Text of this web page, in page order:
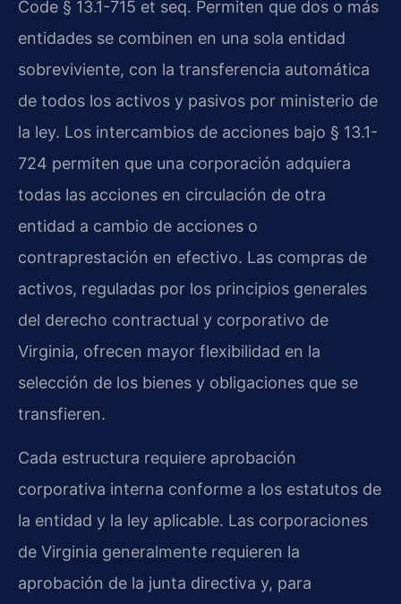
Code § 13.1-715 et seq. Permiten que dos o más
entidades se combinen en una sola entidad
sobreviviente, con la transferencia automática
de todos los activos y pasivos por ministerio de
la ley. Los intercambios de acciones bajo § 13.1-
724 permiten que una corporación adquiera
todas las acciones en circulación de otra
entidad a cambio de acciones o
contraprestación en efectivo. Las compras de
activos, reguladas por los principios generales
del derecho contractual y corporativo de
Virginia, ofrecen mayor flexibilidad en la
selección de los bienes y obligaciones que se
transfieren.
Cada estructura requiere aprobación
corporativa interna conforme a los estatutos de
la entidad y la ley aplicable. Las corporaciones
de Virginia generalmente requieren la
aprobación de la junta directiva y, para